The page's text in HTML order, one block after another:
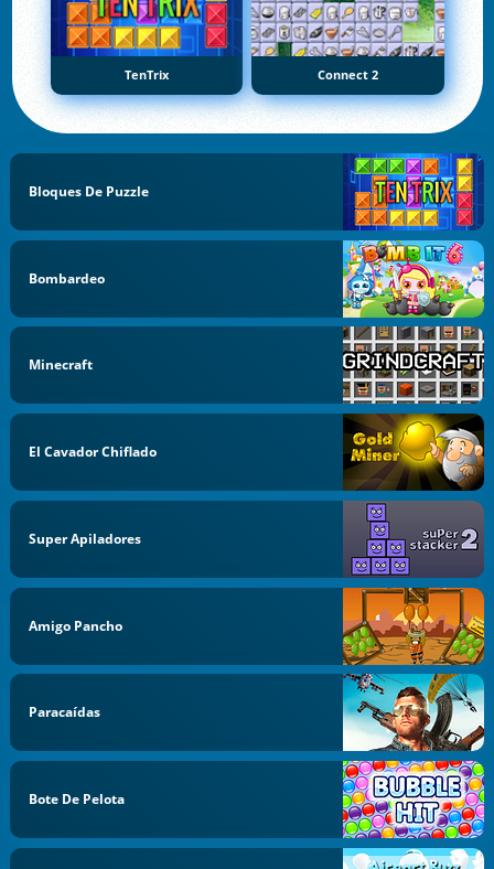
TenTrix Connect 2
Bloques De Puzzle
Bombardeo
Minecraft
El Cavador Chiflado
Super Apiladores
Amigo Pancho
Paracaídas
Bote De Pelota